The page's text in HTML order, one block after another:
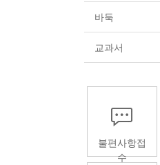
바둑
교과서
불편사항접
수